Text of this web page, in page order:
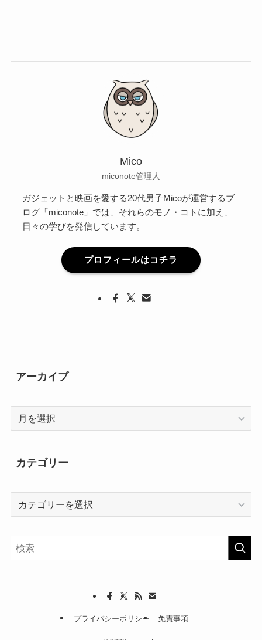
Mico
miconote管理人
ガジェットと映画を愛する20代男子Micoが運営するブ
ログ「miconote」では、それらのモノ・コトに加え、
日々の学びを発信しています。
プロフィールはコチラ
アーカイブ
ブ
カテゴリー
リ
ー
プライバシーポリシー 免責事項